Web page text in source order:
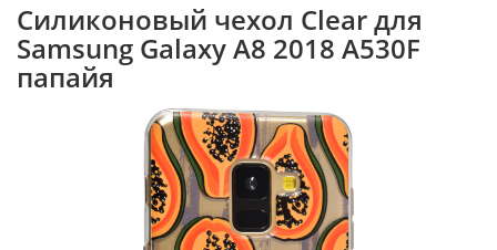
Силиконовый чехол Clear для
Samsung Galaxy A8 2018 A530F
папайя